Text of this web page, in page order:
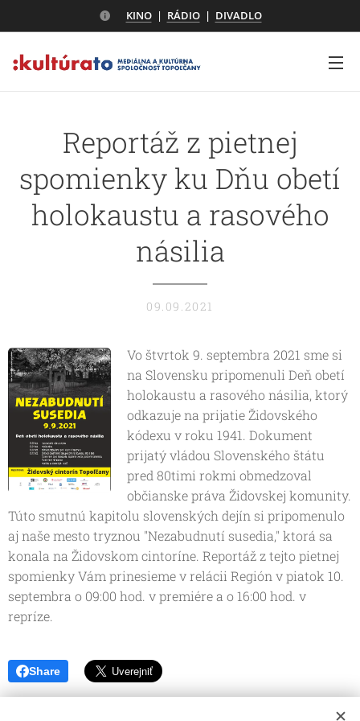
KINO| RÁDIO| DIVADLO
Reportáž z pietnej
spomienky ku Dňu obetí
holokaustu a rasového
násilia
09.09.2021
Vo štvrtok 9. septembra 2021 sme si
na Slovensku pripomenuli Deň obetí
holokaustu a rasového násilia, ktorý
odkazuje na prijatie Židovského
kódexu v roku 1941. Dokument
prijatý vládou Slovenského štátu
pred 80timi rokmi obmedzoval
občianske práva Židovskej komunity.
Túto smutnú kapitolu slovenských dejín si pripomenulo
aj naše mesto tryznou "Nezabudnutí susedia," ktorá sa
konala na Židovskom cintoríne. Reportáž z tejto pietnej
spomienky Vám prinesieme v relácii Región v piatok 10.
septembra o 09:00 hod. v premiére a o 16:00 hod. v
repríze.
Share